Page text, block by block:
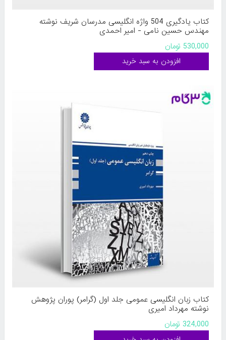
کتاب یادگیری 504 واژه انگلیسی مدرسان شریف نوشته
مهندس حسین نامی - امیر احمدی
530,000 تومان
کتاب زبان انگلیسی عمومی جلد اول (گرامر) پوران پژوهش
نوشته مهرداد امیری
324,000 تومان